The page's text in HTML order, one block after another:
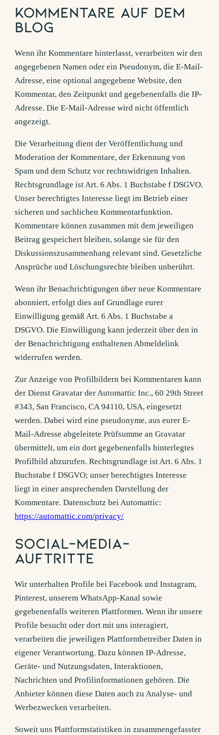
Kommentare auf dem
Blog
Wenn ihr Kommentare hinterlasst, verarbeiten wir den
angegebenen Namen oder ein Pseudonym, die E-Mail-
Adresse, eine optional angegebene Website, den
Kommentar, den Zeitpunkt und gegebenenfalls die IP-
Adresse. Die E-Mail-Adresse wird nicht öffentlich
angezeigt.
Die Verarbeitung dient der Veröffentlichung und
Moderation der Kommentare, der Erkennung von
Spam und dem Schutz vor rechtswidrigen Inhalten.
Rechtsgrundlage ist Art. 6 Abs. 1 Buchstabe f DSGVO.
Unser berechtigtes Interesse liegt im Betrieb einer
sicheren und sachlichen Kommentarfunktion.
Kommentare können zusammen mit dem jeweiligen
Beitrag gespeichert bleiben, solange sie für den
Diskussionszusammenhang relevant sind. Gesetzliche
Ansprüche und Löschungsrechte bleiben unberührt.
Wenn ihr Benachrichtigungen über neue Kommentare
abonniert, erfolgt dies auf Grundlage eurer
Einwilligung gemäß Art. 6 Abs. 1 Buchstabe a
DSGVO. Die Einwilligung kann jederzeit über den in
der Benachrichtigung enthaltenen Abmeldelink
widerrufen werden.
Zur Anzeige von Profilbildern bei Kommentaren kann
der Dienst Gravatar der Automattic Inc., 60 29th Street
#343, San Francisco, CA 94110, USA, eingesetzt
werden. Dabei wird eine pseudonyme, aus eurer E-
Mail-Adresse abgeleitete Prüfsumme an Gravatar
übermittelt, um ein dort gegebenenfalls hinterlegtes
Profilbild abzurufen. Rechtsgrundlage ist Art. 6 Abs. 1
Buchstabe f DSGVO; unser berechtigtes Interesse
liegt in einer ansprechenden Darstellung der
Kommentare. Datenschutz bei Automattic:
https://automattic.com/privacy/
Social-Media-
Auftritte
Wir unterhalten Profile bei Facebook und Instagram,
Pinterest, unserem WhatsApp-Kanal sowie
gegebenenfalls weiteren Plattformen. Wenn ihr unsere
Profile besucht oder dort mit uns interagiert,
verarbeiten die jeweiligen Plattformbetreiber Daten in
eigener Verantwortung. Dazu können IP-Adresse,
Geräte- und Nutzungsdaten, Interaktionen,
Nachrichten und Profilinformationen gehören. Die
Anbieter können diese Daten auch zu Analyse- und
Werbezwecken verarbeiten.
Soweit uns Plattformstatistiken in zusammengefasster